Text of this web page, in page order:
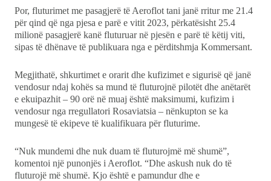
Por, fluturimet me pasagjerë të Aeroflot tani janë rritur me 21.4
për qind që nga pjesa e parë e vitit 2023, përkatësisht 25.4
milionë pasagjerë kanë fluturuar në pjesën e parë të këtij viti,
sipas të dhënave të publikuara nga e përditshmja Kommersant.
Megjithatë, shkurtimet e orarit dhe kufizimet e sigurisë që janë
vendosur ndaj kohës sa mund të fluturojnë pilotët dhe anëtarët
e ekuipazhit – 90 orë në muaj është maksimumi, kufizim i
vendosur nga rregullatori Rosaviatsia – nënkupton se ka
mungesë të ekipeve të kualifikuara për fluturime.
“Nuk mundemi dhe nuk duam të fluturojmë më shumë”,
komentoi një punonjës i Aeroflot. “Dhe askush nuk do të
fluturojë më shumë. Kjo është e pamundur dhe e